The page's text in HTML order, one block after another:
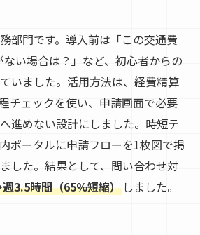
部門です。導入前は「この交通費
い場合は？」など、初心者からの
いました。活用方法は、経費精算
チェックを使い、申請画面で必要
進めない設計にしました。時短テ
ポータルに申請フローを1枚図で掲
した。結果として、問い合わせ対
3.5時間（65%短縮）しました。